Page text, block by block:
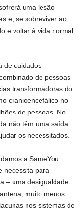
uma lesão
e, se sobreviver ao
e voltar à vida normal.
de cuidados
de pessoas
transformadoras do
cranioencefálico no
de pessoas. No
não têm uma saída
os necessitados.
a SameYou.
necessita para
– uma desigualdade
muito menos
nos sistemas de